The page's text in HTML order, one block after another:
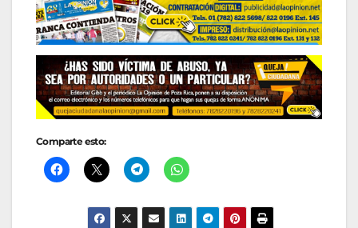
Comparte esto: